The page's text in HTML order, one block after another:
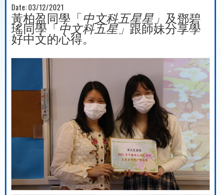
Date:03/12/2021
黃柏盈同學「中文科五星星」 及鄧碧
瑤同學「中文科五星」跟師妹分享學
好中文的心得。